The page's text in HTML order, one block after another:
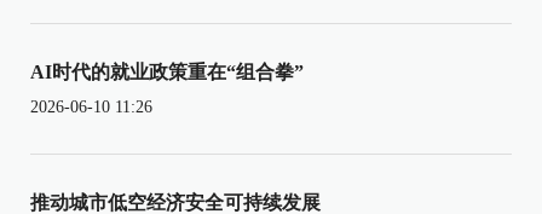
AI时代的就业政策重在“组合拳”
2026-06-10 11:26
推动城市低空经济安全可持续发展